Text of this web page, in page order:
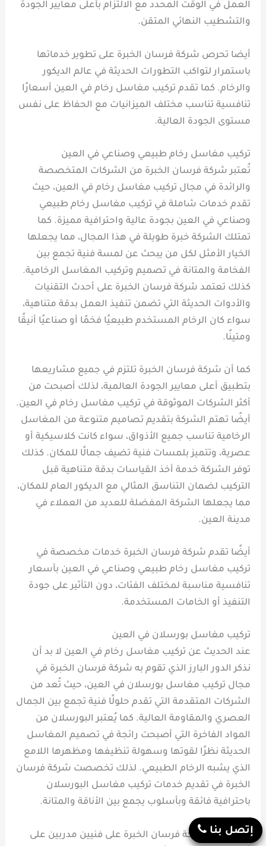
العمل في الوقت المحدد مع الالتزام بأعلى معايير الجودة
والتشطيب النهائي المتقن.
أيضا تحرص شركة فرسان الخبرة على تطوير خدماتها
باستمرار لتواكب التطورات الحديثة في عالم الديكور
والرخام. كما تقدم تركيب مغاسل رخام في العين أسعارًا
تنافسية تناسب مختلف الميزانيات مع الحفاظ على نفس
مستوى الجودة العالية.
تركيب مغاسل رخام طبيعي وصناعي في العين
تُعتبر شركة فرسان الخبرة من الشركات المتخصصة
والرائدة في مجال تركيب مغاسل رخام في العين، حيث
تقدم خدمات شاملة في تركيب مغاسل رخام طبيعي
وصناعي في العين بجودة عالية واحترافية مميزة. كما
تمتلك الشركة خبرة طويلة في هذا المجال، مما يجعلها
الخيار الأمثل لكل من يبحث عن لمسة فنية تجمع بين
الفخامة والمتانة في تصميم وتركيب المغاسل الرخامية.
كذلك تعتمد شركة فرسان الخبرة على أحدث التقنيات
والأدوات الحديثة التي تضمن تنفيذ العمل بدقة متناهية،
سواء كان الرخام المستخدم طبيعيًا فخمًا أو صناعيًا أنيقًا
ومتينًا.
كما أن شركة فرسان الخبرة تلتزم في جميع مشاريعها
بتطبيق أعلى معايير الجودة العالمية، لذلك أصبحت من
أكثر الشركات الموثوقة في تركيب مغاسل رخام في العين.
أيضًا تهتم الشركة بتقديم تصاميم متنوعة من المغاسل
الرخامية تناسب جميع الأذواق، سواء كانت كلاسيكية أو
عصرية، وتتميز بلمسات فنية تضيف جمالًا للمكان. كذلك
توفر الشركة خدمة أخذ القياسات بدقة متناهية قبل
التركيب لضمان التناسق المثالي مع الديكور العام للمكان،
مما يجعلها الشركة المفضلة للعديد من العملاء في
مدينة العين.
أيضًا تقدم شركة فرسان الخبرة خدمات مخصصة في
تركيب مغاسل رخام طبيعي وصناعي في العين بأسعار
تنافسية مناسبة لمختلف الفئات، دون التأثير على جودة
التنفيذ أو الخامات المستخدمة.
تركيب مغاسل بورسلان في العين
عند الحديث عن تركيب مغاسل رخام في العين لا بد أن
نذكر الدور البارز الذي تقوم به شركة فرسان الخبرة في
مجال تركيب مغاسل بورسلان في العين، حيث تُعد من
الشركات المتقدمة التي تقدم حلولًا فنية تجمع بين الجمال
العصري والمقاومة العالية. كما يُعتبر البورسلان من
المواد الفاخرة التي أصبحت رائجة في تصميم المغاسل
الحديثة نظرًا لقوتها وسهولة تنظيفها ومظهرها اللامع
الذي يشبه الرخام الطبيعي. لذلك تخصصت شركة فرسان
الخبرة في تقديم خدمات تركيب مغاسل البورسلان
باحترافية فائقة وبأسلوب يجمع بين الأناقة والمتانة.
كما تعتمد شركة فرسان الخبرة على فنيين مدربين على
إتصل بنا